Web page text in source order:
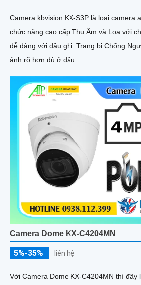
Camera kbvision KX-S3P là loại camera
chức năng cao cấp Thu Âm và Loa với
dễ dàng với đầu ghi. Trang bị Chống Ngược Sáng DWDR hình
ảnh rõ hơn dù ở đâu
Camera Dome KX-C4204MN
5%-35% liên hệ
Với Camera Dome KX-C4204MN thì đây